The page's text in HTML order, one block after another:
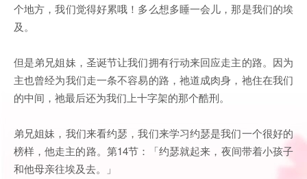
个地方，我们觉得好累哦！多么想多睡一会儿，那是我们的埃
及。
但是弟兄姐妹，圣诞节让我们拥有行动来回应走主的路。因为
主也曾经为我们走一条不容易的路，祂道成肉身，祂住在我们
的中间，祂最后还为我们上十字架的那个酷刑。
弟兄姐妹，我们来看约瑟，我们来学习约瑟是我们一个很好的
榜样，他走主的路。第14节：「约瑟就起来，夜间带着小孩子
和他母亲往埃及去。」